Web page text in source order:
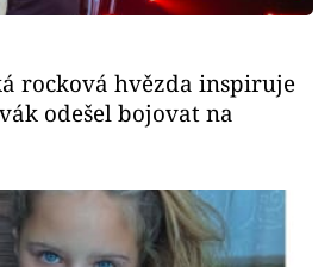
rocková hvězda inspiruje
odešel bojovat na